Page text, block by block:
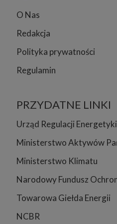
O Nas
Redakcja
Polityka prywatności
Regulamin
PRZYDATNE LINKI
Urząd Regulacji Energetyki
Ministerstwo Aktywów
Ministerstwo Klimatu
Narodowy Fundusz
Towarowa Giełda Energii
NCBR